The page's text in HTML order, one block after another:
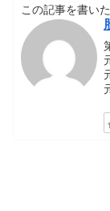
この記事を書い